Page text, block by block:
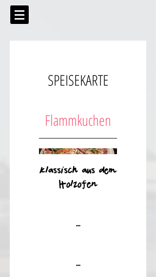
SPEISEKARTE
Flammkuchen
klassisch aus dem
Holzofen
...
...